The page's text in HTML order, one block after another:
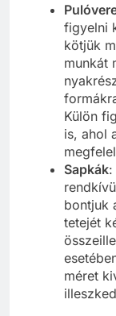
figyelni
kötjük
munkát
Külön
is, ahol
Sapkák:
bontjuk
tetejét
méret